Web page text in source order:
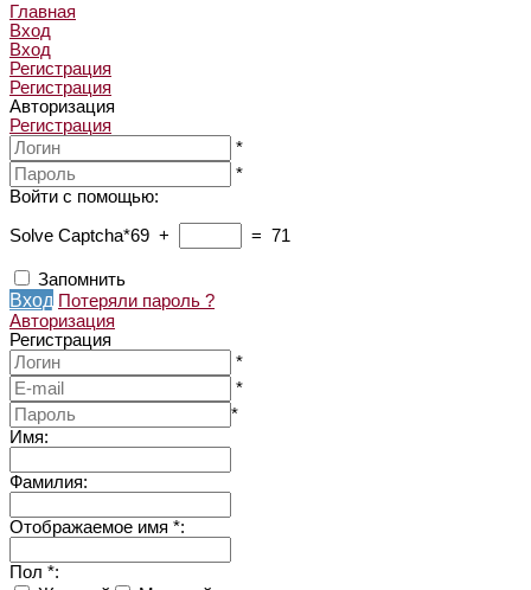
Главная
Вход
Вход
Регистрация
Регистрация
Авторизация
Регистрация
*
*
Войти с помощью:
Solve Captcha*69 + = 71
Запомнить
Вход Потеряли пароль ?
Авторизация
Регистрация
*
*
*
Имя:
Фамилия:
Отображаемое имя *:
Пол *: